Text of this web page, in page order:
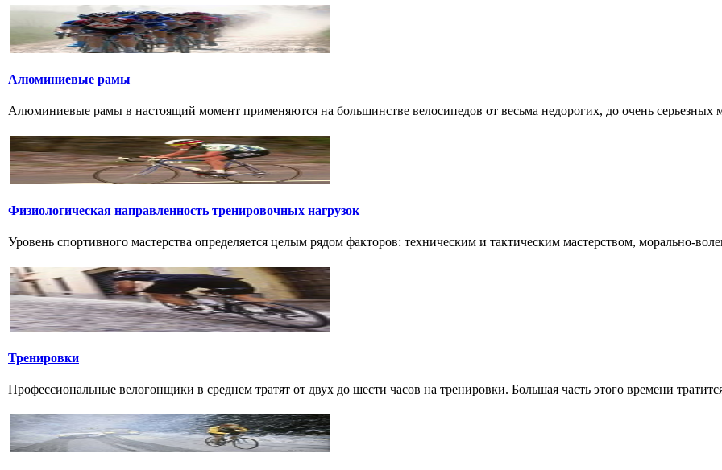
Алюминиевые рамы
Алюминиевые рамы в настоящий момент применяются на большинстве велосипедов от весьма недорогих, до очень серьезных
Физиологическая направленность тренировочных нагрузок
Уровень спортивного мастерства определяется целым рядом факторов: техническим и тактическим мастерством, морально-
Тренировки
Профессиональные велогонщики в среднем тратят от двух до шести часов на тренировки. Большая часть этого времени